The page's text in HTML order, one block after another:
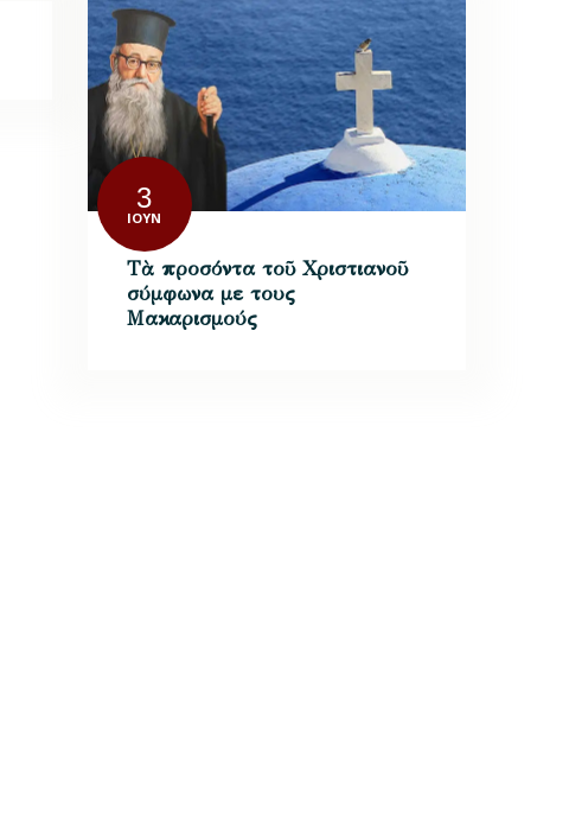
3
ΙΟΎΝ
Τὰ προσόντα τοῦ Χριστιανοῦ
σύμφωνα με τους
Μακαρισμούς